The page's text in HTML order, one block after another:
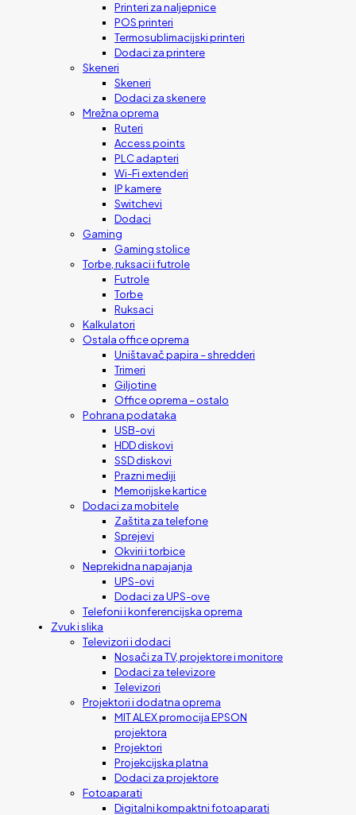
Printeri za naljepnice
POS printeri
Termosublimacijski printeri
Dodaci za printere
Skeneri
Skeneri
Dodaci za skenere
Mrežna oprema
Ruteri
Access points
PLC adapteri
Wi-Fi extenderi
IP kamere
Switchevi
Dodaci
Gaming
Gaming stolice
Torbe, ruksaci i futrole
Futrole
Torbe
Ruksaci
Kalkulatori
Ostala office oprema
Uništavač papira – shredderi
Trimeri
Giljotine
Office oprema – ostalo
Pohrana podataka
USB-ovi
HDD diskovi
SSD diskovi
Prazni mediji
Memorijske kartice
Dodaci za mobitele
Zaštita za telefone
Sprejevi
Okviri i torbice
Neprekidna napajanja
UPS-ovi
Dodaci za UPS-ove
Telefoni i konferencijska oprema
Zvuk i slika
Televizori i dodaci
Nosači za TV, projektore i monitore
Dodaci za televizore
Televizori
Projektori i dodatna oprema
MIT ALEX promocija EPSON
projektora
Projektori
Projekcijska platna
Dodaci za projektore
Fotoaparati
Digitalni kompaktni fotoaparati